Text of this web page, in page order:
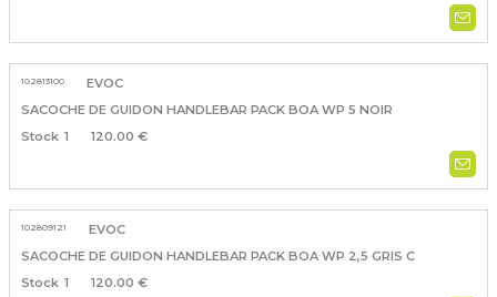
102813100
EVOC
SACOCHE DE GUIDON HANDLEBAR PACK BOA WP 5 NOIR
1
120.00 €
102809121
EVOC
SACOCHE DE GUIDON HANDLEBAR PACK BOA WP 2,5 GRIS C
1
120.00 €